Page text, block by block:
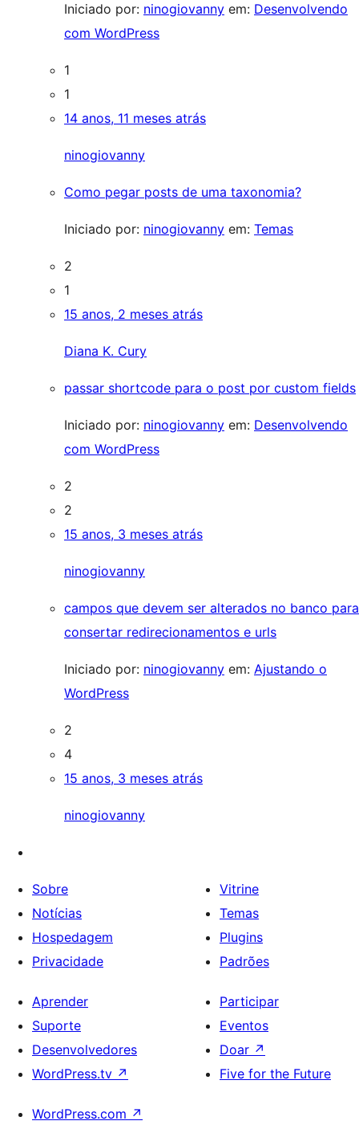
Iniciado por: ninogiovanny em: Desenvolvendo
com WordPress
1
1
14 anos, 11 meses atrás
ninogiovanny
Como pegar posts de uma taxonomia?
Iniciado por: ninogiovanny em: Temas
2
1
15 anos, 2 meses atrás
Diana K. Cury
passar shortcode para o post por custom fields
Iniciado por: ninogiovanny em: Desenvolvendo
com WordPress
2
2
15 anos, 3 meses atrás
ninogiovanny
campos que devem ser alterados no banco para
consertar redirecionamentos e urls
Iniciado por: ninogiovanny em: Ajustando o
WordPress
2
4
15 anos, 3 meses atrás
ninogiovanny
Sobre
Notícias
Hospedagem
Privacidade
Vitrine
Temas
Plugins
Padrões
Aprender
Suporte
Desenvolvedores
WordPress.tv ↗
Participar
Eventos
Doar ↗
Five for the Future
WordPress.com ↗